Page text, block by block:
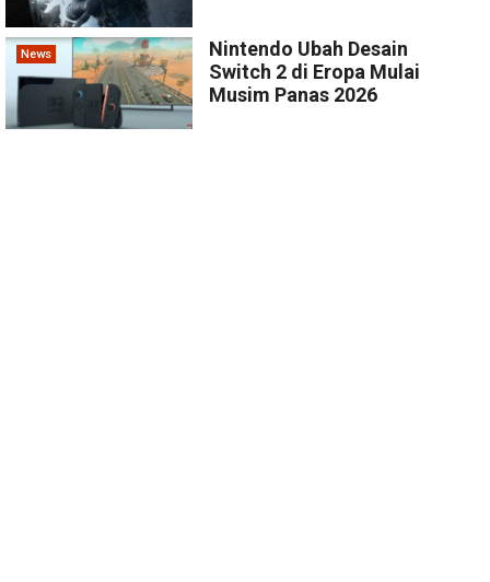
News
Nintendo Ubah Desain
Switch 2 di Eropa Mulai
Musim Panas 2026